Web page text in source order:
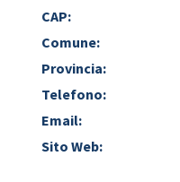
CAP:
Comune:
Provincia:
Telefono:
Email:
Sito Web: